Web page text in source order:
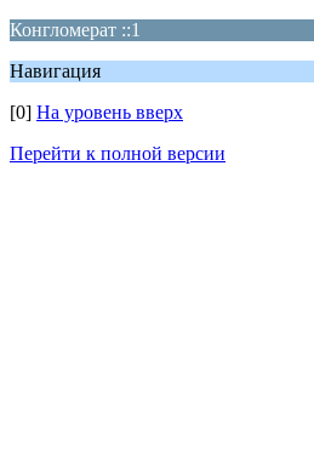
Конгломерат ::1
Навигация
[0] На уровень вверх
Перейти к полной версии